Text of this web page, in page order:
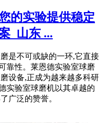
的实验提供稳定
_山东 ...
是不可或缺的一环,它直接
靠性。莱恩德实验室球磨
设备,正成为越来越多科研
实验室球磨机以其卓越的
广泛的赞誉。